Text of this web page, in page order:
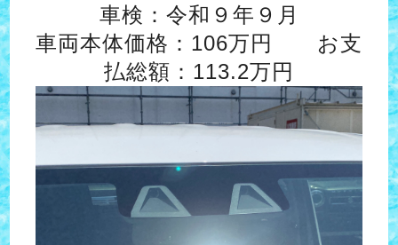
車検：令和９年９月
車両本体価格：106万円 お支
払総額：113.2万円